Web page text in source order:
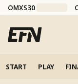
OMXS30
START PLAY